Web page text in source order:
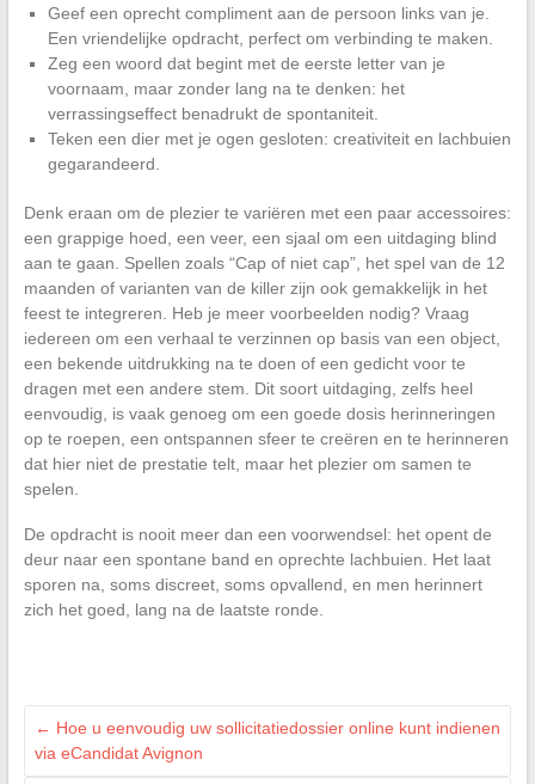
Geef een oprecht compliment aan de persoon links van je.
Een vriendelijke opdracht, perfect om verbinding te maken.
Zeg een woord dat begint met de eerste letter van je
voornaam, maar zonder lang na te denken: het
verrassingseffect benadrukt de spontaniteit.
Teken een dier met je ogen gesloten: creativiteit en lachbuien
gegarandeerd.
Denk eraan om de plezier te variëren met een paar accessoires:
een grappige hoed, een veer, een sjaal om een uitdaging blind
aan te gaan. Spellen zoals “Cap of niet cap”, het spel van de 12
maanden of varianten van de killer zijn ook gemakkelijk in het
feest te integreren. Heb je meer voorbeelden nodig? Vraag
iedereen om een verhaal te verzinnen op basis van een object,
een bekende uitdrukking na te doen of een gedicht voor te
dragen met een andere stem. Dit soort uitdaging, zelfs heel
eenvoudig, is vaak genoeg om een goede dosis herinneringen
op te roepen, een ontspannen sfeer te creëren en te herinneren
dat hier niet de prestatie telt, maar het plezier om samen te
spelen.
De opdracht is nooit meer dan een voorwendsel: het opent de
deur naar een spontane band en oprechte lachbuien. Het laat
sporen na, soms discreet, soms opvallend, en men herinnert
zich het goed, lang na de laatste ronde.
← Hoe u eenvoudig uw sollicitatiedossier online kunt indienen
via eCandidat Avignon